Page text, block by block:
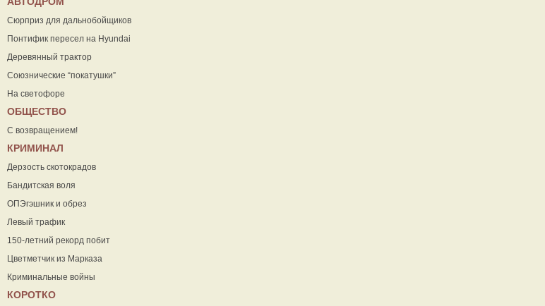
Сюрприз для дальнобойщиков
Понтифик пересел на Hyundai
Деревянный трактор
Союзнические “покатушки”
На светофоре
ОБЩЕСТВО
С возвращением!
КРИМИНАЛ
Дерзость скотокрадов
Бандитская воля
ОПЭгэшник и обрез
Левый трафик
150-летний рекорд побит
Цветметчик из Марказа
Криминальные войны
КОРОТКО